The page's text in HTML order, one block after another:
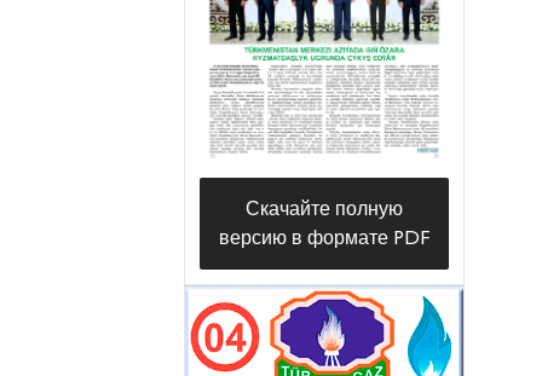
метров, обеспечила
промышленный приток «черного
золота» из красного пласта на
глубине 2235 метров. После
проведения технико-наладочных
работ новая нефтяная скважина
была сдана в эксплуатацию
нефтяникам
нефтегазодобывающего
управления «Гумдагнебит». В
настоящее время скважина
Скачайте полную
версию в формате PDF